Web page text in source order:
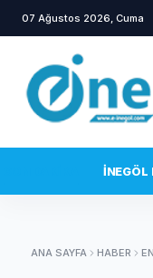
07 Ağustos 2026, Cuma
İNEGÖL
ANA SAYFA HABER